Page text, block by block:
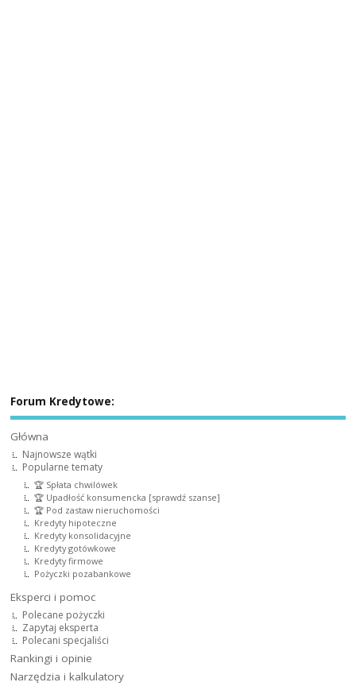
Forum Kredytowe:
Główna
Najnowsze wątki
Popularne tematy
🏆 Spłata chwilówek
🏆 Upadłość konsumencka [sprawdź szanse]
🏆 Pod zastaw nieruchomości
Kredyty hipoteczne
Kredyty konsolidacyjne
Kredyty gotówkowe
Kredyty firmowe
Pożyczki pozabankowe
Eksperci i pomoc
Polecane pożyczki
Zapytaj eksperta
Polecani specjaliści
Rankingi i opinie
Narzędzia i kalkulatory